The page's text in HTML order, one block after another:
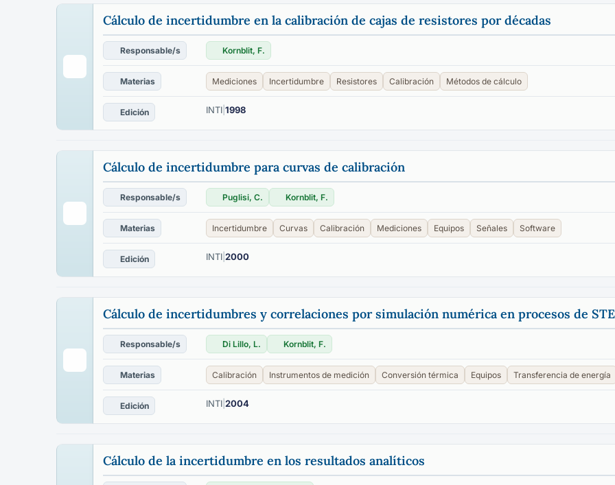
Cálculo de incertidumbre en la calibración de cajas de resistores por décadas
Responsable/s Kornblit, F.
Materias Mediciones Incertidumbre Resistores Calibración Métodos de cálculo
Edición INTI 1998
Cálculo de incertidumbre para curvas de calibración
Responsable/s Puglisi, C. Kornblit, F.
Materias Incertidumbre Curvas Calibración Mediciones Equipos Señales Software
Edición INTI 2000
Cálculo de incertidumbres y correlaciones por simulación numérica en procesos de
Responsable/s Di Lillo, L. Kornblit, F.
Materias Calibración Instrumentos de medición Conversión térmica Equipos Transferencia de energía
Edición INTI 2004
Cálculo de la incertidumbre en los resultados analíticos